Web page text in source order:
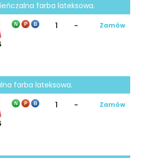
farba lateksowa.
1 - Zamów
farba lateksowa.
1 - Zamów